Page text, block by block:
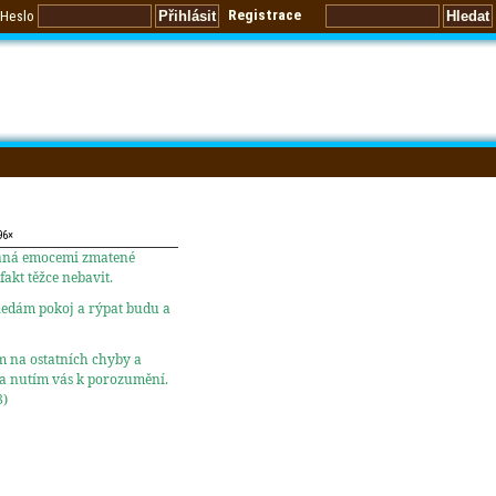
Heslo Registrace
emocemi zmatené
těžce nebavit.
pokoj a rýpat budu a
na ostatních chyby a
nutím vás k porozumění.